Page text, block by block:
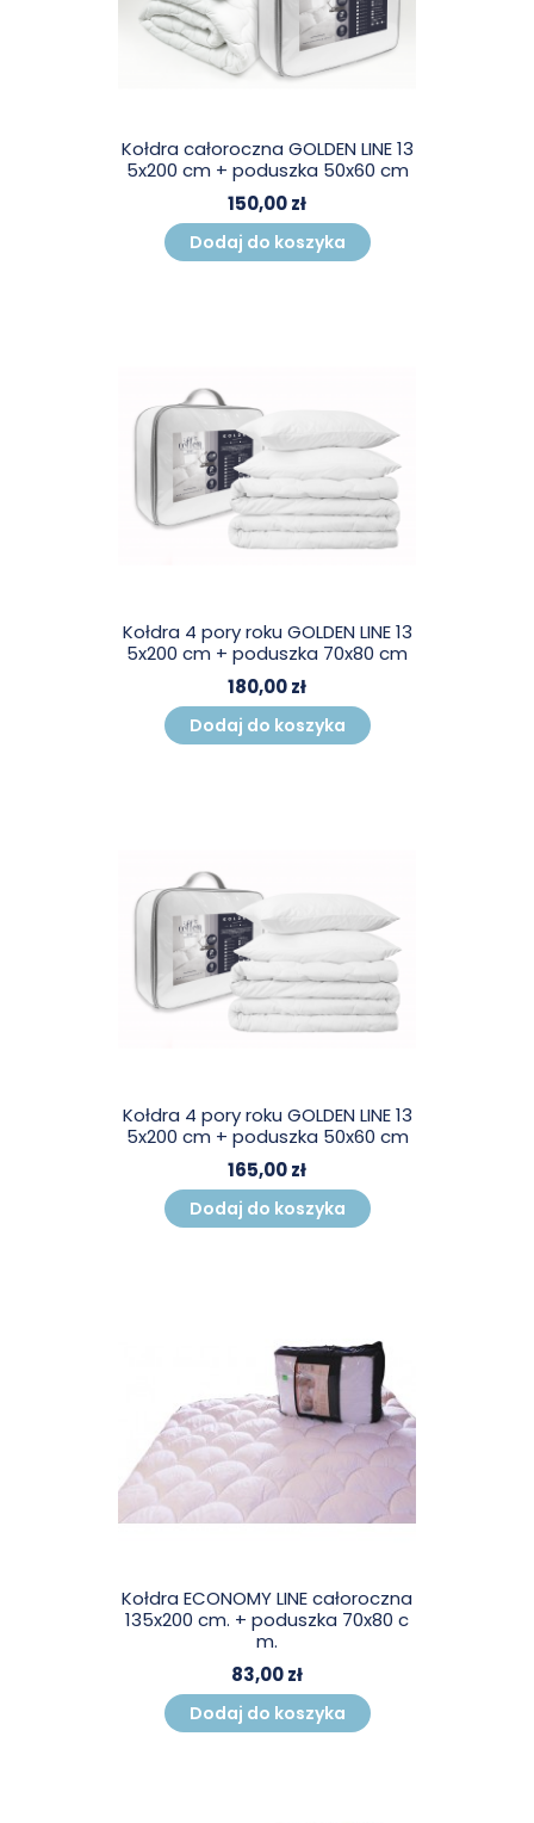
Kołdra całoroczna GOLDEN LINE 13
5x200 cm + poduszka 50x60 cm
150,00 zł
Dodaj do koszyka
Kołdra 4 pory roku GOLDEN LINE 13
5x200 cm + poduszka 70x80 cm
180,00 zł
Dodaj do koszyka
Kołdra 4 pory roku GOLDEN LINE 13
5x200 cm + poduszka 50x60 cm
165,00 zł
Dodaj do koszyka
Kołdra ECONOMY LINE całoroczna
135x200 cm. + poduszka 70x80 c
m.
83,00 zł
Dodaj do koszyka